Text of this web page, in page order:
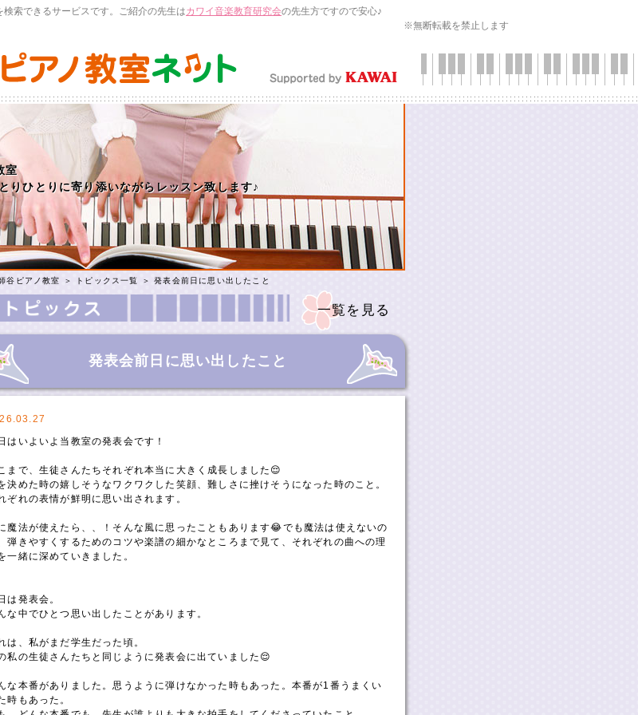
索できるサービスです。ご紹介の先生はカワイ音楽教育研究会の先生方ですので安心♪
※無断転載を禁止します
室
りひとりに寄り添いながらレッスン致します♪
谷ピアノ教室 ＞ トピックス一覧 ＞ 発表会前日に思い出したこと
一覧を見る
発表会前日に思い出したこと
はいよいよ当教室の発表会です！
まで、生徒さんたちそれぞれ本当に大きく成長しました😌
決めた時の嬉しそうなワクワクした笑顔、難しさに挫けそうになった時のこと。
ぞれの表情が鮮明に思い出されます。
魔法が使えたら、、！そんな風に思ったこともあります😂でも魔法は使えないの
弾きやすくするためのコツや楽譜の細かなところまで見て、それぞれの曲への理
一緒に深めていきました。
は発表会。
な中でひとつ思い出したことがあります。
は、私がまだ学生だった頃。
私の生徒さんたちと同じように発表会に出ていました😌
な本番がありました。思うように弾けなかった時もあった。本番が1番うまくい
時もあった。